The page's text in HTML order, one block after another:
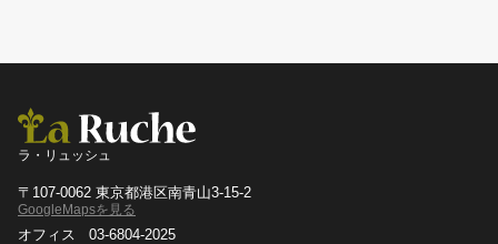
ラ・リュッシュ
〒107-0062 東京都港区南青山3-15-2
GoogleMapsを見る
オフィス
03-6804-2025